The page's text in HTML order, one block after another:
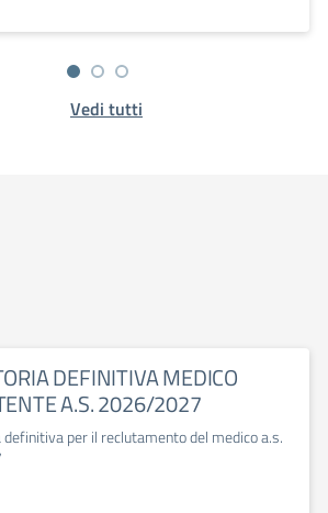
Vedi tutti
DEFINITIVA MEDICO
A.S. 2026/2027
per il reclutamento del medico a.s.